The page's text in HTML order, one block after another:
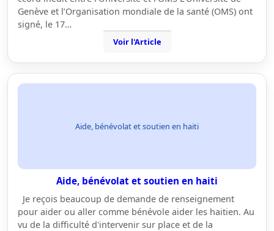
Genève et l’Organisation mondiale de la santé (OMS) ont
signé, le 17…
Voir l'Article
Aide, bénévolat et soutien en haiti
Aide, bénévolat et soutien en haiti
Je reçois beaucoup de demande de renseignement
pour aider ou aller comme bénévole aider les haitien. Au
vu de la difficulté d'intervenir sur place et de la